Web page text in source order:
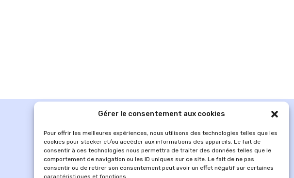
Gérer le consentement aux cookies
Pour offrir les meilleures expériences, nous utilisons des technologies telles que les
cookies pour stocker et/ou accéder aux informations des appareils. Le fait de
consentir à ces technologies nous permettra de traiter des données telles que le
comportement de navigation ou les ID uniques sur ce site. Le fait de ne pas
consentir ou de retirer son consentement peut avoir un effet négatif sur certaines
caractéristiques et fonctions.